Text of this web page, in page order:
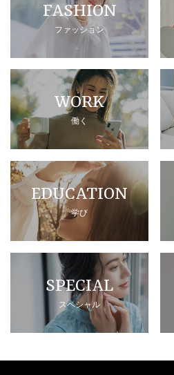
FASHION
ファッション
WORK
働く
EDUCATION
学び
SPECIAL
スペシャル